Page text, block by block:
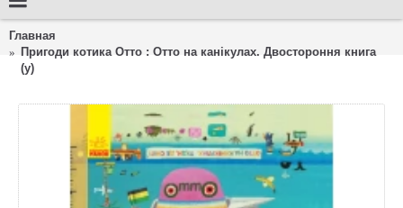
Главная
Пригоди котика Отто : Отто на канікулах. Двостороння книга
(у)